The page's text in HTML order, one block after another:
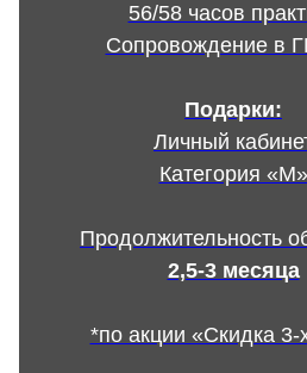
56/58 часов
Сопровождение в
Подарки:
Личный
Категория «М»
Продолжительность
2,5-3 месяца
*по акции «Скидка 3-